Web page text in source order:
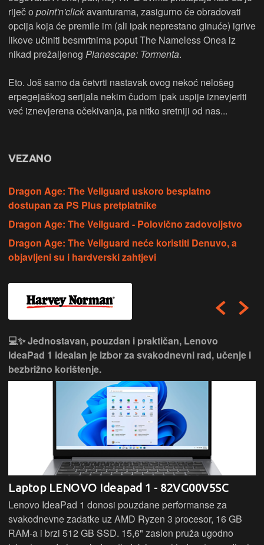
riječ o point'n'clickavanturama, zasigurno će obradovati
opcija koja će premile im (ali ipak neprestano ginuće) igrive
likove učiniti besmrtnima poput The Nameless Onea iz
nikad prežaljenog Planescape: Tormenta.
Eto. Još samo da četvrti nastavak ovog nekoć nelošeg
erpegejaškog serijala nekim čudom ipak uspije iznevjeriti
već iznevjerena očekivanja, pa nitko sretniji od nas...
VEZANO
Dragon Age: The Veilguard uskoro besplatno
dostupan za PS Plus pretplatnike
Dragon Age: The Veilguard - Polovično zadovoljstvo
Dragon Age: The Veilguard neće koristiti Denuvo, a
objavljeni su i hardverski zahtjevi
💻✨ Jednostavan, pouzdan i praktičan, Lenovo
IdeaPad 1 idealan je izbor za svakodnevni rad, učenje i
bezbrižno korištenje.
Laptop LENOVO Ideapad 1 - 82VG00V5SC
Lenovo IdeaPad 1 donosi pouzdane performanse za
svakodnevne zadatke uz AMD Ryzen 3 procesor, 16 GB
RAM-a i brzi 512 GB SSD. 15,6" zaslon pruža ugodno